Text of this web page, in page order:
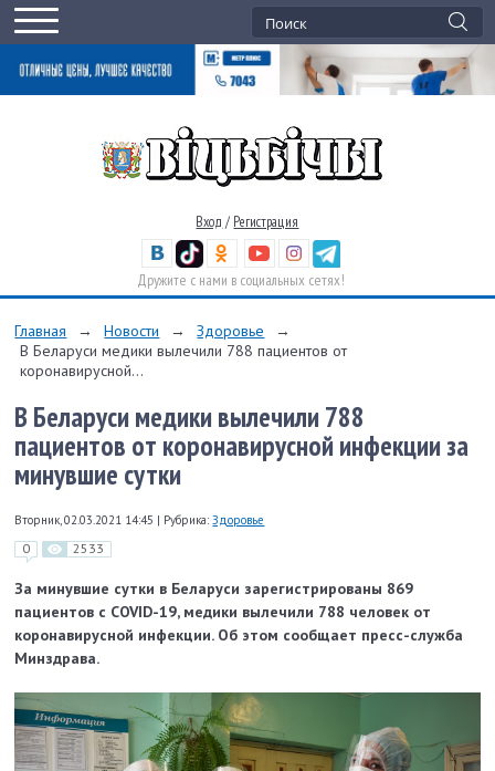
Вход / Регистрация
Дружите с нами в социальных сетях!
Главная → Новости → Здоровье
→
В Беларуси медики вылечили 788 пациентов от
коронавирусной...
В Беларуси медики вылечили 788
пациентов от коронавирусной инфекции за
минувшие сутки
Вторник, 02.03.2021 14:45 | Рубрика: Здоровье
0 2533
За минувшие сутки в Беларуси зарегистрированы 869
пациентов с COVID-19, медики вылечили 788 человек от
коронавирусной инфекции. Об этом сообщает пресс-служба
Минздрава.